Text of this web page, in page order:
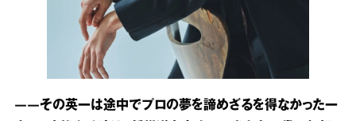
――その英一は途中でプロの夢を諦めざるを得なかった一